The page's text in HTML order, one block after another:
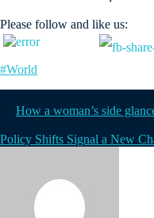
Please follow and like us:
#World
How a woman’s side
Policy Shifts Signal a New